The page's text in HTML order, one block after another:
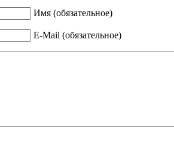
Имя (обязательное)
E-Mail (обязательное)